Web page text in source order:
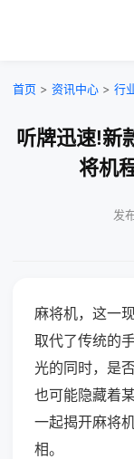
首页 > 资讯中心 > 行
听牌迅速!新
将机
发
麻将机，这一
取代了传统的
光的同时，是
也可能隐藏着
一起揭开麻将
相。